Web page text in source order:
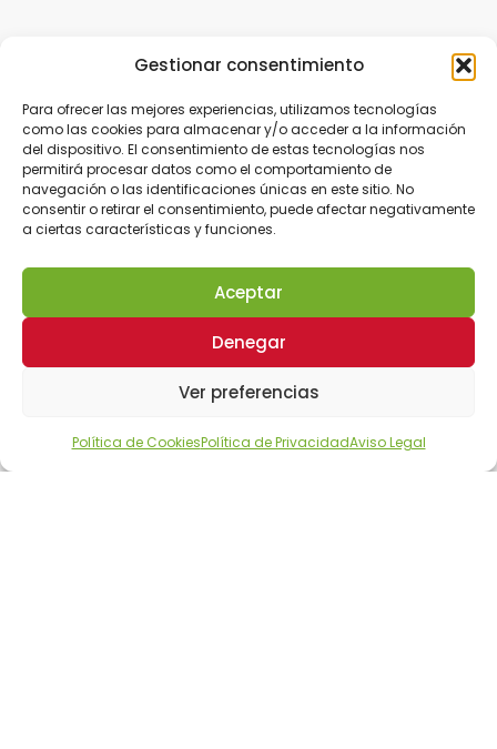
Gestionar consentimiento
Para ofrecer las mejores experiencias, utilizamos tecnologías
como las cookies para almacenar y/o acceder a la información
del dispositivo. El consentimiento de estas tecnologías nos
permitirá procesar datos como el comportamiento de
navegación o las identificaciones únicas en este sitio. No
consentir o retirar el consentimiento, puede afectar negativamente
a ciertas características y funciones.
Aceptar
Denegar
Ver preferencias
Política de CookiesPolítica de PrivacidadAviso Legal